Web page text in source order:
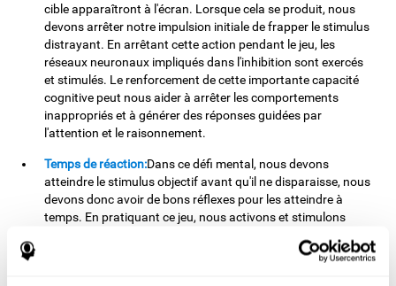
cible apparaîtront à l'écran. Lorsque cela se produit, nous
devons arrêter notre impulsion initiale de frapper le stimulus
distrayant. En arrêtant cette action pendant le jeu, les
réseaux neuronaux impliqués dans l'inhibition sont exercés
et stimulés. Le renforcement de cette importante capacité
cognitive peut nous aider à arrêter les comportements
inappropriés et à générer des réponses guidées par
l'attention et le raisonnement.
Temps de réaction:Dans ce défi mental, nous devons
atteindre le stimulus objectif avant qu'il ne disparaisse, nous
devons donc avoir de bons réflexes pour les atteindre à
temps. En pratiquant ce jeu, nous activons et stimulons
cognitive peut nous aider à agir rapidement face à différents